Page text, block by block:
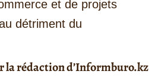
et de projets
détriment du
la rédaction d’Informburo.kz